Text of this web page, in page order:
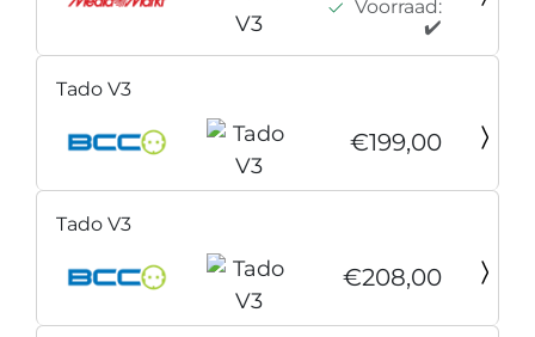
Voorraad:
✔️
Tado V3
€199,00
Tado V3
€208,00